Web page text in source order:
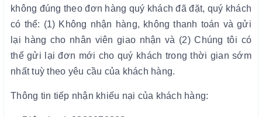
không đúng theo đơn hàng quý khách đã đặt, quý khách
có thể: (1) Không nhận hàng, không thanh toán và gửi
lại hàng cho nhân viên giao nhận và (2)Chúng tôi có
thể gửi lại đơn mới cho quý khách trong thời gian sớm
nhất tuỳ theo yêu cầu của khách hàng.
Thông tin tiếp nhận khiếu nại của khách hàng: